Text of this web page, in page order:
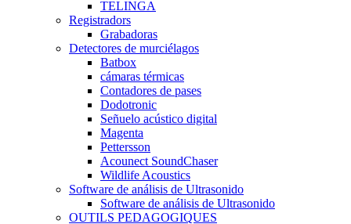
TELINGA
Registradors
Grabadoras
Detectores de murciélagos
Batbox
cámaras térmicas
Contadores de pases
Dodotronic
Señuelo acústico digital
Magenta
Pettersson
Acounect SoundChaser
Wildlife Acoustics
Software de análisis de Ultrasonido
Software de análisis de Ultrasonido
OUTILS PEDAGOGIQUES